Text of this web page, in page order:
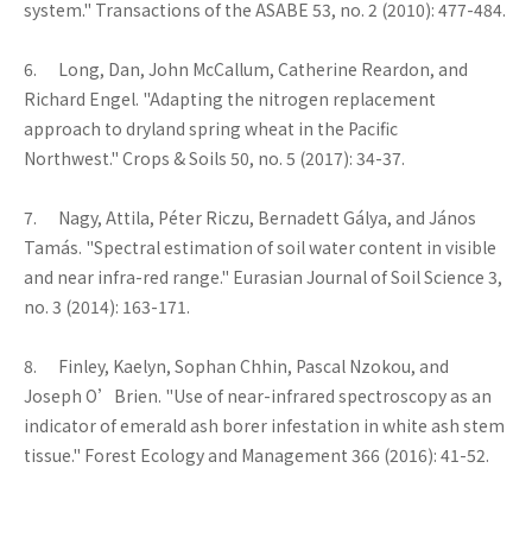
system." Transactions of the ASABE 53, no. 2 (2010): 477-484.
6. Long, Dan, John McCallum, Catherine Reardon, and
Richard Engel. "Adapting the nitrogen replacement
approach to dryland spring wheat in the Pacific
Northwest." Crops & Soils 50, no. 5 (2017): 34-37.
7. Nagy, Attila, Péter Riczu, Bernadett Gálya, and János
Tamás. "Spectral estimation of soil water content in visible
and near infra-red range." Eurasian Journal of Soil Science 3,
no. 3 (2014): 163-171.
8. Finley, Kaelyn, Sophan Chhin, Pascal Nzokou, and
Joseph O’Brien. "Use of near-infrared spectroscopy as an
indicator of emerald ash borer infestation in white ash stem
tissue." Forest Ecology and Management 366 (2016): 41-52.